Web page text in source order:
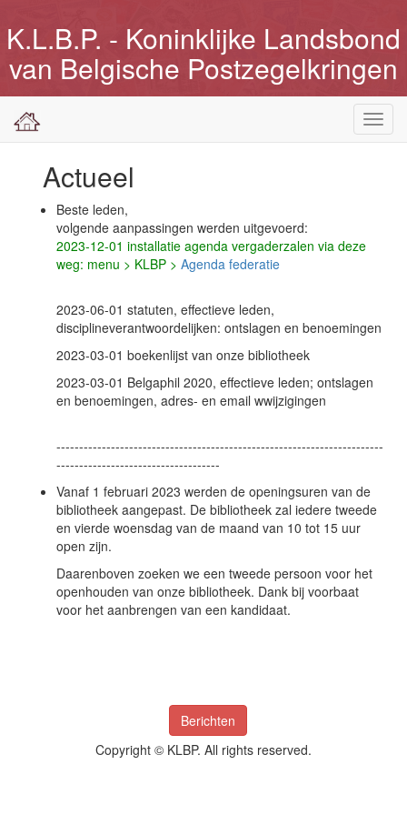
K.L.B.P. - Koninklijke Landsbond
van Belgische Postzegelkringen
Actueel
Beste leden,
volgende aanpassingen werden uitgevoerd:
2023-12-01 installatie agenda vergaderzalen via deze
weg: menu > KLBP >Agenda federatie
2023-06-01 statuten, effectieve leden,
disciplineverantwoordelijken: ontslagen en benoemingen
2023-03-01 boekenlijst van onze bibliotheek
2023-03-01 Belgaphil 2020, effectieve leden; ontslagen
en benoemingen, adres- en email wwijzigingen
------------------------------------------------------------------------
------------------------------------
Vanaf 1 februari 2023 werden de openingsuren van de
bibliotheek aangepast. De bibliotheek zal iedere tweede
en vierde woensdag van de maand van 10 tot 15 uur
open zijn.
Daarenboven zoeken we een tweede persoon voor het
openhouden van onze bibliotheek. Dank bij voorbaat
voor het aanbrengen van een kandidaat.
Berichten
Copyright © KLBP. All rights reserved.